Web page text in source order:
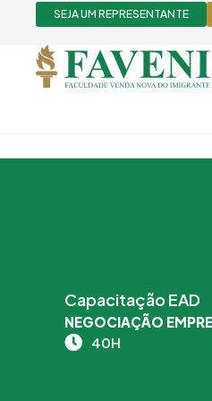
conteúdo
SEJA UM REPRESENTANTE
Capacitação EAD
NEGOCIAÇÃO
40H